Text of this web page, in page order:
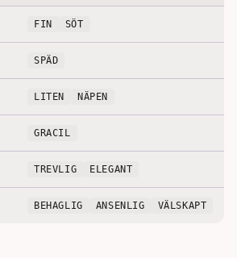
FIN SÖT
SPÄD
LITEN NÄPEN
GRACIL
TREVLIG ELEGANT
BEHAGLIG ANSENLIG VÄLSKAPT